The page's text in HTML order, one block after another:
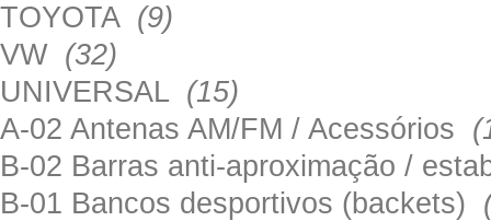
TOYOTA (9)
VW (32)
UNIVERSAL (15)
A-02 Antenas AM/FM / Acessórios
B-02 Barras anti-aproximação /
B-01 Bancos desportivos (backets)